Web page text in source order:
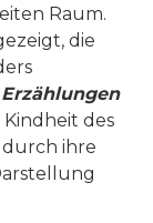
Raum.
die
Erzählungen
Kindheit des
ihre